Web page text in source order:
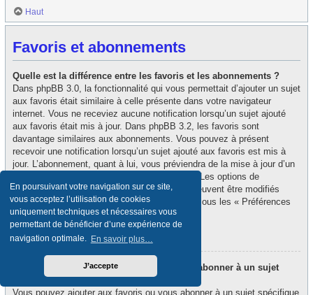
En poursuivant votre navigation sur ce site,
vous acceptez l’utilisation de cookies
uniquement techniques et nécessaires vous
permettant de bénéficier d’une expérience de
navigation optimale. En savoir plus…
J’accepte
Haut
Favoris et abonnements
Quelle est la différence entre les favoris et les abonnements ?
Dans phpBB 3.0, la fonctionnalité qui vous permettait d’ajouter un sujet
aux favoris était similaire à celle présente dans votre navigateur
internet. Vous ne receviez aucune notification lorsqu’un sujet ajouté
aux favoris était mis à jour. Dans phpBB 3.2, les favoris sont
davantage similaires aux abonnements. Vous pouvez à présent
recevoir une notification lorsqu’un sujet ajouté aux favoris est mis à
jour. L’abonnement, quant à lui, vous préviendra de la mise à jour d’un
forum ou d’un sujet auquel vous êtes abonné. Les options de
notification des favoris et des abonnements peuvent être modifiés
depuis le panneau de contrôle de l’utilisateur, sous les « Préférences
du forum ».
Haut
Comment puis-je ajouter aux favoris ou m’abonner à un sujet
spécifique ?
Vous pouvez ajouter aux favoris ou vous abonner à un sujet spécifique